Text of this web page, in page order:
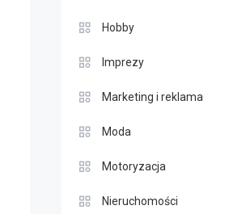
Hobby
Imprezy
Marketing i reklama
Moda
Motoryzacja
Nieruchomości